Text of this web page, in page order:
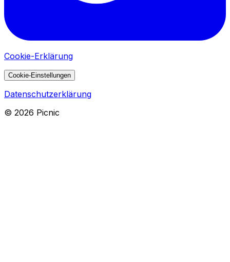
Cookie-Erklärung
Cookie-Einstellungen
Datenschutzerklärung
© 2026 Picnic